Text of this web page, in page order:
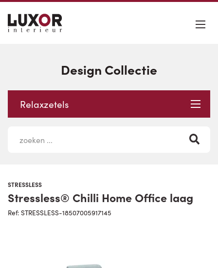
Design Collectie
Relaxzetels
STRESSLESS
Stressless® Chilli Home Office laag
Ref: STRESSLESS-18507005917145